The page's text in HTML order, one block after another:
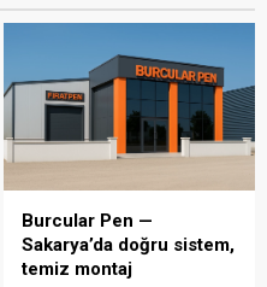
Burcular Pen —
Sakarya’da doğru sistem,
temiz montaj